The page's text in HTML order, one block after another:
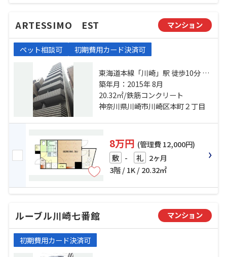
ARTESSIMO EST マンション
ペット相談可 初期費用カード決済可
東海道本線「川崎」駅 徒歩10分 京
急本線「京急川崎」駅 徒歩8分 京急
大師線「港町」駅 徒歩9分
築年月：2015年 8月
20.32㎡/鉄筋コンクリート
神奈川県川崎市川崎区本町２丁目
8万円 (管理費 12,000円)
敷 - 礼 2ヶ月
3階 / 1K / 20.32㎡
ルーブル川崎七番館 マンション
初期費用カード決済可